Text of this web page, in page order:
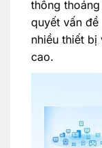
thông
quyết vấn
nhiều thiết bị
cao.